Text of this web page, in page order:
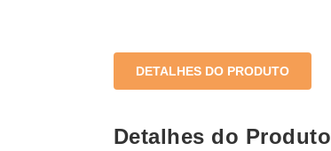
DETALHES DO PRODUTO
Detalhes do Produto